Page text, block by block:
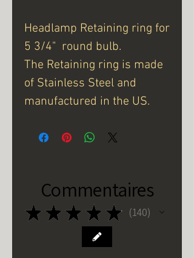
Headlamp Retaining ring for
5 3/4" round bulb.
The Retaining ring is made
of Stainless Steel and
manufactured in the US.
Commentaires
★ ★ ★ ★ ★ 140
140